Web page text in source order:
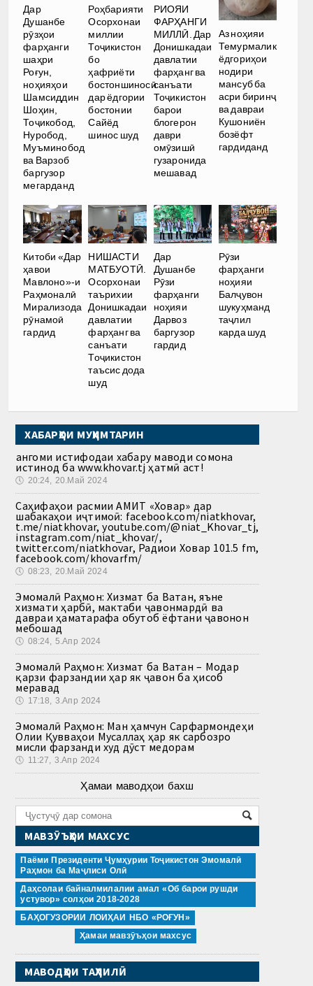
Дар
Душанбе
рӯзҳои
фарҳанги
шаҳри
Роғун,
ноҳияҳои
Шамсиддин
Шоҳин,
Тоҷикобод,
Нуробод,
Муъминобод
ва Варзоб
баргузор
мегарданд
Роҳбарияти
Осорхонаи
миллии
Тоҷикистон
бо
ҳафриёти
бостоншиносӣ
дар ёдгории
бостонии
Сайёд
шинос шуд
РИОЯИ
ФАРҲАНГИ
МИЛЛӢ. Дар
Донишкадаи
давлатии
фарҳанг ва
санъати
Тоҷикистон
барои
блогерон
даври
омӯзишӣ
гузаронида
мешавад
Аз ноҳияи
Темурмалик
ёдгориҳои
нодири
мансуб ба
асри биринҷ
ва давраи
Кушониён
бозёфт
гардиданд
Китоби «Дар
ҳавои
Мавлоно»-и
Раҳмоналӣ
Мирализода
рӯнамоӣ
гардид
НИШАСТИ
МАТБУОТӢ.
Осорхонаи
таърихии
Донишкадаи
давлатии
фарҳанг ва
санъати
Тоҷикистон
таъсис дода
шуд
Дар
Душанбе
Рӯзи
фарҳанги
ноҳияи
Дарвоз
баргузор
гардид
Рӯзи
фарҳанги
ноҳияи
Балҷувон
шукуҳманд
таҷлил
карда шуд
ХАБАРҲОИ МУҲИМТАРИН
Ҳангоми истифодаи хабару маводи сомона
истинод ба www.khovar.tj ҳатмӣ аст!
🕔 20:24, 20.Май 2024
Саҳифаҳои расмии АМИТ «Ховар» дар
шабакаҳои иҷтимоӣ: facebook.com/niatkhovar,
t.me/niatkhovar, youtube.com/@niat_Khovar_tj,
instagram.com/niat_khovar/,
twitter.com/niatkhovar, Радиои Ховар 101.5 fm,
facebook.com/khovarfm/
🕔 08:23, 20.Май 2024
Эмомалӣ Раҳмон: Хизмат ба Ватан, яъне
хизмати ҳарбӣ, мактаби ҷавонмардӣ ва
давраи ҳаматарафа обутоб ёфтани ҷавонон
мебошад
🕔 08:24, 5.Апр 2024
Эмомалӣ Раҳмон: Хизмат ба Ватан – Модар
қарзи фарзандии ҳар як ҷавон ба ҳисоб
меравад
🕔 17:18, 3.Апр 2024
Эмомалӣ Раҳмон: Ман ҳамчун Сарфармондеҳи
Олии Қувваҳои Мусаллаҳ ҳар як сарбозро
мисли фарзанди худ дӯст медорам
🕔 11:27, 3.Апр 2024
Ҳамаи маводҳои бахш
МАВЗӮЪҲОИ МАХСУС
Паёми Президенти Ҷумҳурии Тоҷикистон Эмомалӣ
Раҳмон ба Маҷлиси Олӣ
Даҳсолаи байналмилалии амал «Об барои рушди
устувор» солҳои 2018-2028
БАҲОГУЗОРИИ ЛОИҲАИ НБО «РОҒУН»
Ҳамаи мавзӯъҳои махсус
МАВОДҲОИ ТАҲЛИЛӢ